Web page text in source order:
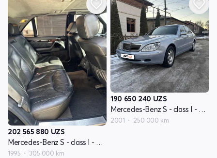
202 565 880 UZS
Mercedes-Benz S - class I - avlod W140
1995 305 000 km
190 650 240 UZS
Mercedes-Benz S - class I - avlod W220
2001 250 000 km